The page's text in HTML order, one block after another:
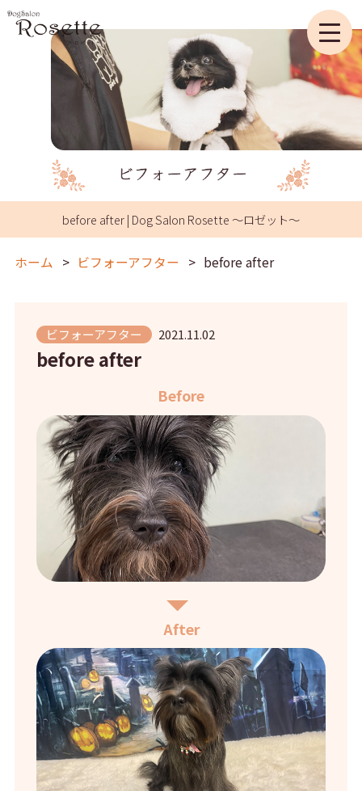
before after | Dog Salon Rosette ～ロゼット～
ホーム ビフォーアフター before after
ビフォーアフター 2021.11.02
before after
Before
After